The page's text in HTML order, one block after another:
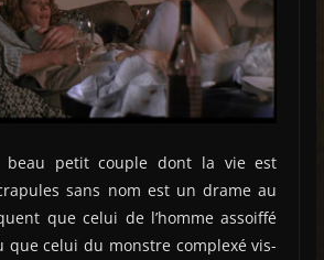
beau petit couple dont la vie est
sans nom est un drame au
que celui de l’homme assoiffé
que celui du monstre complexé vis-